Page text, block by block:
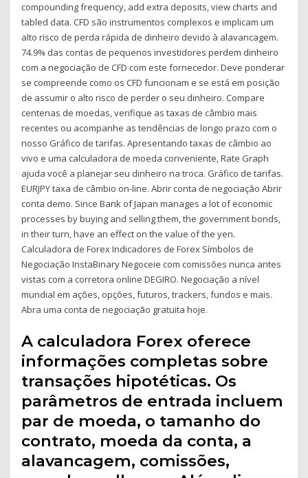
compounding frequency, add extra deposits, view charts and
tabled data. CFD são instrumentos complexos e implicam um
alto risco de perda rápida de dinheiro devido à alavancagem.
74.9% das contas de pequenos investidores perdem dinheiro
com a negociação de CFD com este fornecedor. Deve ponderar
se compreende como os CFD funcionam e se está em posição
de assumir o alto risco de perder o seu dinheiro. Compare
centenas de moedas, verifique as taxas de câmbio mais
recentes ou acompanhe as tendências de longo prazo com o
nosso Gráfico de tarifas. Apresentando taxas de câmbio ao
vivo e uma calculadora de moeda conveniente, Rate Graph
ajuda você a planejar seu dinheiro na troca. Gráfico de tarifas.
EURJPY taxa de câmbio on-line. Abrir conta de negociação Abrir
conta demo. Since Bank of Japan manages a lot of economic
processes by buying and selling them, the government bonds,
in their turn, have an effect on the value of the yen.
Calculadora de Forex Indicadores de Forex Símbolos de
Negociação InstaBinary Negoceie com comissões nunca antes
vistas com a corretora online DEGIRO. Negociação a nível
mundial em ações, opções, futuros, trackers, fundos e mais.
Abra uma conta de negociação gratuita hoje.
A calculadora Forex oferece
informações completas sobre
transações hipotéticas. Os
parâmetros de entrada incluem
par de moeda, o tamanho do
contrato, moeda da conta, a
alavancagem, comissões,